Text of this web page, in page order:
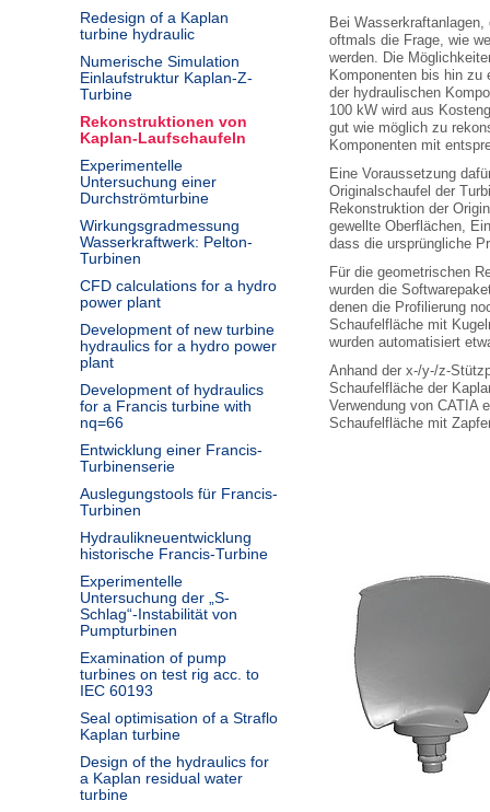
Redesign of a Kaplan
turbine hydraulic
Numerische Simulation
Einlaufstruktur Kaplan-Z-
Turbine
Rekonstruktionen von
Kaplan-Laufschaufeln
Experimentelle
Untersuchung einer
Durchströmturbine
Wirkungsgradmessung
Wasserkraftwerk: Pelton-
Turbinen
CFD calculations for a hydro
power plant
Development of new turbine
hydraulics for a hydro power
plant
Development of hydraulics
for a Francis turbine with
nq=66
Entwicklung einer Francis-
Turbinenserie
Auslegungstools für Francis-
Turbinen
Hydraulikneuentwicklung
historische Francis-Turbine
Experimentelle
Untersuchung der „S-
Schlag“-Instabilität von
Pumpturbinen
Examination of pump
turbines on test rig acc. to
IEC 60193
Seal optimisation of a Straflo
Kaplan turbine
Design of the hydraulics for
a Kaplan residual water
turbine
Bei
oftmals die Frage, wie
werden. Die
Komponenten bis hin zu
der hydraulischen
100 kW wird aus
gut wie möglich zu
Komponenten mit
Eine Voraussetzung
Originalschaufel der
Rekonstruktion der
gewellte Oberflächen,
dass die ursprüngliche
Für die geometrischen
wurden die
denen die Profilierung
Schaufelfläche mit
wurden automatisiert
Anhand der x-/y-/z-
Schaufelfläche der
Verwendung von CATIA
Schaufelfläche mit